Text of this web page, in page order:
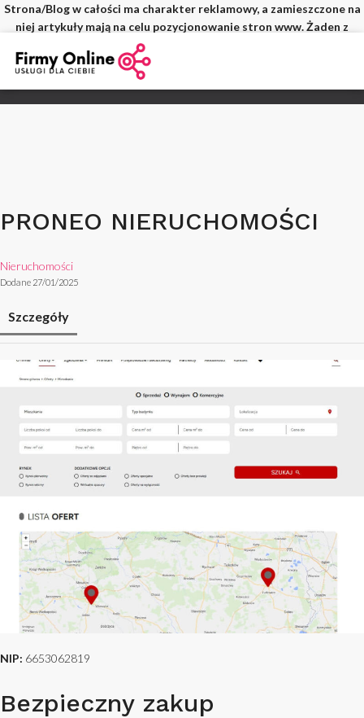
Strona/Blog w całości ma charakter reklamowy, a zamieszczone na
niej artykuły mają na celu pozycjonowanie stron www. Żaden z
wpisów nie pochodzi od użytkowników, a wszystkie zostały
PRONEO NIERUCHOMOŚCI
Nieruchomości
Dodane 27/01/2025
Szczegóły
NIP: 6653062819
Bezpieczny zakup